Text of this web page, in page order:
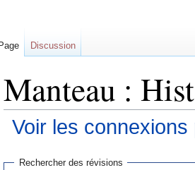
Manteau :
Voir les
Rechercher des révisions
Page Discussion